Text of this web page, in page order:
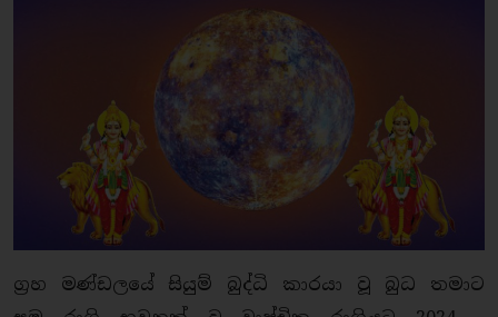
ග්‍රහ මණ්ඩලයේ සියුම් බුද්ධි කාරයා වූ බුධ තමාට